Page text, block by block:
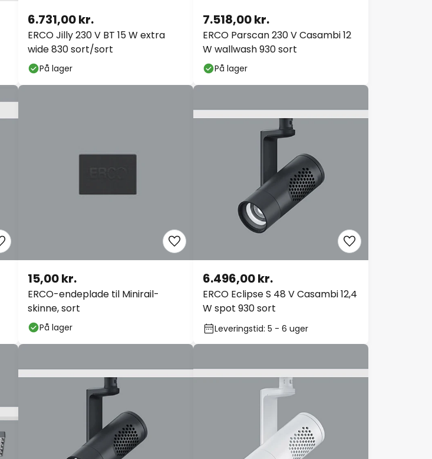
ERCO Jilly 230 V BT 15 W extra
wide 830 sort/sort
6.731,00 kr.
På lager
ERCO Parscan 230 V Casambi 12
W wallwash 930 sort
7.518,00 kr.
På lager
ERCO-endeplade til Minirail-
skinne, sort
15,00 kr.
På lager
ERCO Eclipse S 48 V Casambi 12,4
W spot 930 sort
6.496,00 kr.
Leveringstid: 5 - 6 uger